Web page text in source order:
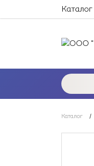
Каталог
Каталог /